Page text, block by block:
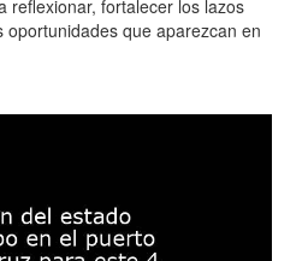
reflexionar, fortalecer los lazos
que aparezcan en